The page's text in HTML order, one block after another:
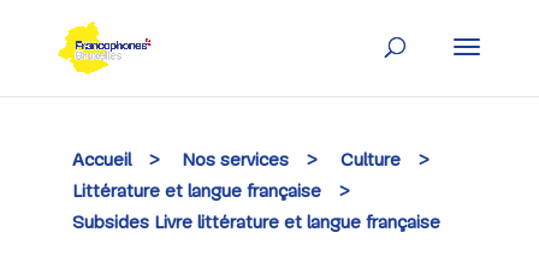
content
Accueil > Nos services > Culture
>
Littérature et langue française
>
Subsides Livre littérature et langue française